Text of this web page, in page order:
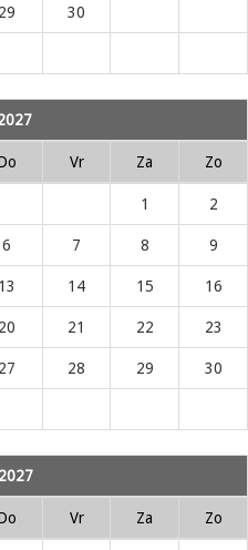
29 30
Vr Za Zo
1 2
6 7 8 9
13 14 15 16
20 21 22 23
27 28 29 30
Vr Za Zo